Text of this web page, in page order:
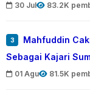
30 Jul 83.2K
3
Mahfuddin
Sebagai Kajari
01 Agu 81.5K